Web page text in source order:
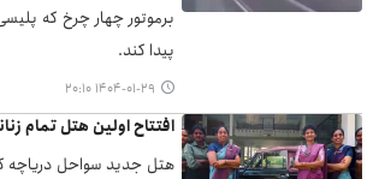
برموتور چهار چرخ که
پیدا کند.
۱۴۰۴-۰۱-۲۹ ۲۰:۱۰
افتتاح اولین هتل تمام
هتل جدید سواحل دریاچه